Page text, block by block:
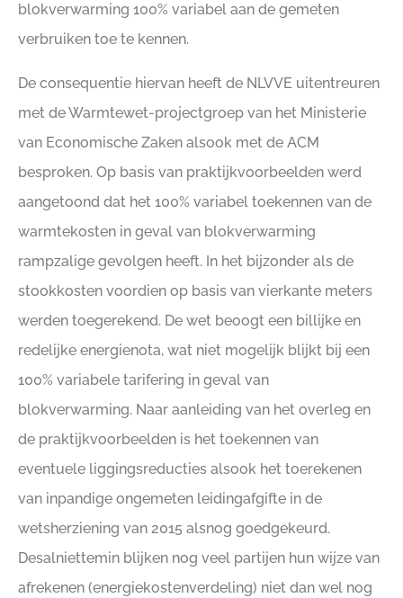
blokverwarming 100% variabel aan de gemeten
verbruiken toe te kennen.
De consequentie hiervan heeft de NLVVE uitentreuren
met de Warmtewet-projectgroep van het Ministerie
van Economische Zaken alsook met de ACM
besproken. Op basis van praktijkvoorbeelden werd
aangetoond dat het 100% variabel toekennen van de
warmtekosten in geval van blokverwarming
rampzalige gevolgen heeft. In het bijzonder als de
stookkosten voordien op basis van vierkante meters
werden toegerekend. De wet beoogt een billijke en
redelijke energienota, wat niet mogelijk blijkt bij een
100% variabele tarifering in geval van
blokverwarming. Naar aanleiding van het overleg en
de praktijkvoorbeelden is het toekennen van
eventuele liggingsreducties alsook het toerekenen
van inpandige ongemeten leidingafgifte in de
wetsherziening van 2015 alsnog goedgekeurd.
Desalniettemin blijken nog veel partijen hun wijze van
afrekenen (energiekostenverdeling) niet dan wel nog